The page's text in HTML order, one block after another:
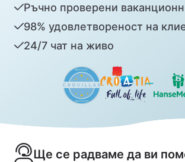
Ръчно проверени
98% удовлетвореност на
24/7 чат на живо
Ще се радваме да ви